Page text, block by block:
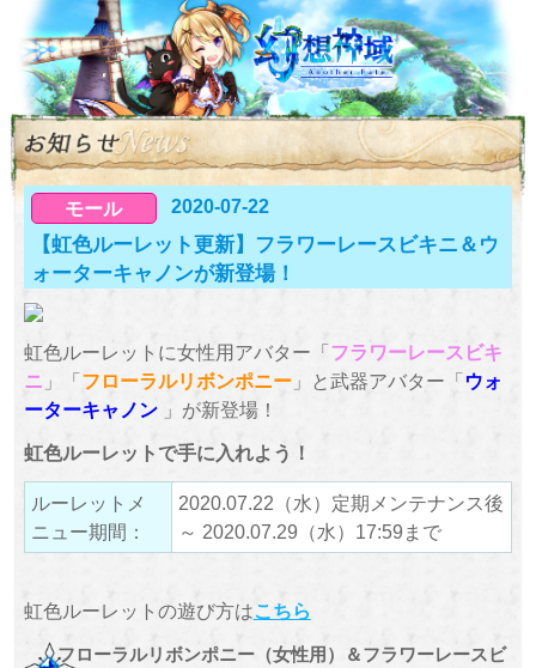
モール 2020-07-22
【虹色ルーレット更新】フラワーレースビキニ＆ウ
ォーターキャノンが新登場！
虹色ルーレットに女性用アバター「フラワーレースビキ
ニ 」「フローラルリボンポニー」と武器アバター「ウォ
ーターキャノン 」が新登場！
虹色ルーレットで手に入れよう！
ルーレットメ
ニュー期間：
2020.07.22（水）定期メンテナンス後
～ 2020.07.29（水）17:59まで
虹色ルーレットの遊び方はこちら
フローラルリボンポニー（女性用）＆フラワーレースビ